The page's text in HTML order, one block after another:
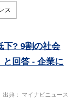
ス
下? 9割の社会
と回答 - 企業に
出典 マイナビニュース